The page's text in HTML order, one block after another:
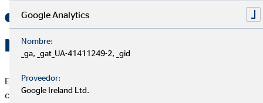
eficiente de las finanzas
personales
En OVB respondemos a tus preguntas sin coste y sin
compromiso.
Google Analytics
Nombre:
_ga, _gat_UA-41411249-2, _gid
Proveedor:
Google Ireland Ltd.